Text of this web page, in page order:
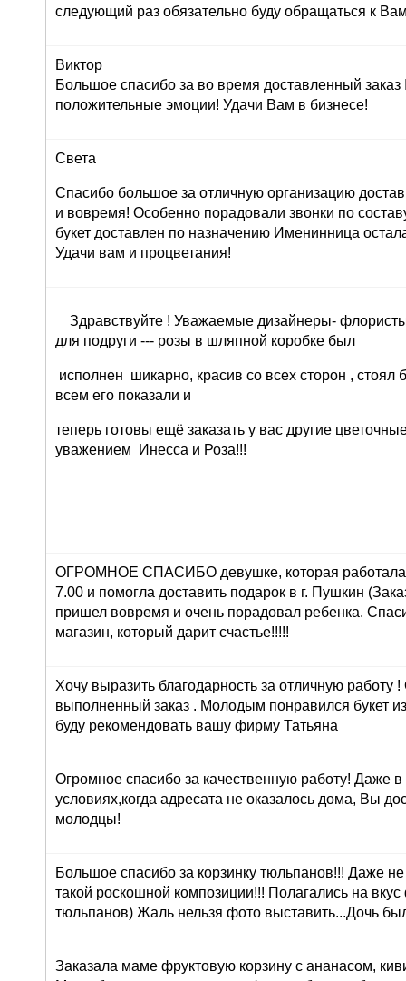
следующий раз обязательно буду обращаться к
Виктор
Большое спасибо за во время доставленный
положительные эмоции! Удачи Вам в бизнесе!
Света
Спасибо большое за отличную организацию
и вовремя! Особенно порадовали звонки по
букет доставлен по назначению Именинница
Удачи вам и процветания!
Здравствуйте ! Уважаемые дизайнеры-
для подруги --- розы в шляпной коробке был
исполнен шикарно, красив со всех сторон ,
всем его показали и
теперь готовы ещё заказать у вас другие
уважением Инесса и Роза!!!
ОГРОМНОЕ СПАСИБО девушке, которая работала
7.00 и помогла доставить подарок в г. Пушкин
пришел вовремя и очень порадовал ребенка.
магазин, который дарит счастье!!!!!
Хочу выразить благодарность за отличную работу
выполненный заказ . Молодым понравился букет
буду рекомендовать вашу фирму Татьяна
Огромное спасибо за качественную работу! Даже в
условиях,когда адресата не оказалось дома, Вы
молодцы!
Большое спасибо за корзинку тюльпанов!!! Даже
такой роскошной композиции!!! Полагались на
тюльпанов) Жаль нельзя фото выставить...Дочь
Заказала маме фруктовую корзину с ананасом,